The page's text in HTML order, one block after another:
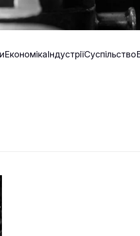
ЕкономікаІндустріїСуспільство